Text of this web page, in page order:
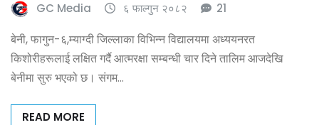
GC Media ६ फाल्गुन २०८२ 21
बेनी, फागुन-६,म्याग्दी जिल्लाका विभिन्न विद्यालयमा अध्ययनरत
किशोरीहरूलाई लक्षित गर्दै आत्मरक्षा सम्बन्धी चार दिने तालिम आजदेखि
बेनीमा सुरु भएको छ। संगम…
READ MORE